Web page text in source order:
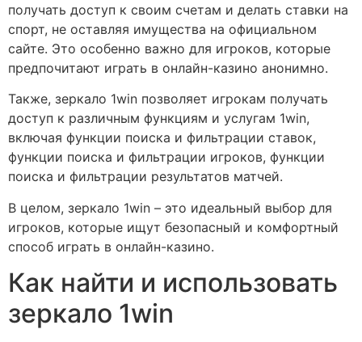
получать доступ к своим счетам и делать ставки на
спорт, не оставляя имущества на официальном
сайте. Это особенно важно для игроков, которые
предпочитают играть в онлайн-казино анонимно.
Также, зеркало 1win позволяет игрокам получать
доступ к различным функциям и услугам 1win,
включая функции поиска и фильтрации ставок,
функции поиска и фильтрации игроков, функции
поиска и фильтрации результатов матчей.
В целом, зеркало 1win – это идеальный выбор для
игроков, которые ищут безопасный и комфортный
способ играть в онлайн-казино.
Как найти и использовать
зеркало 1win